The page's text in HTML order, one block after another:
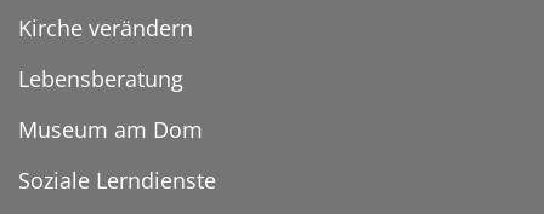
Kirche verändern
Lebensberatung
Museum am Dom
Soziale Lerndienste